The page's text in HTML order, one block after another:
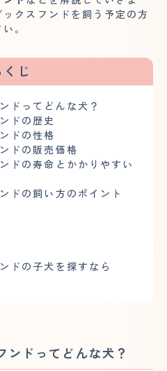
クスフンドを飼う予定の方
。
くじ
ドってどんな犬？
ドの歴史
ドの性格
ドの販売価格
ドの寿命とかかりやすい
ドの飼い方のポイント
ドの子犬を探すなら
ンドってどんな犬？